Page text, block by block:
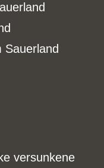
Sauerland
versunkene